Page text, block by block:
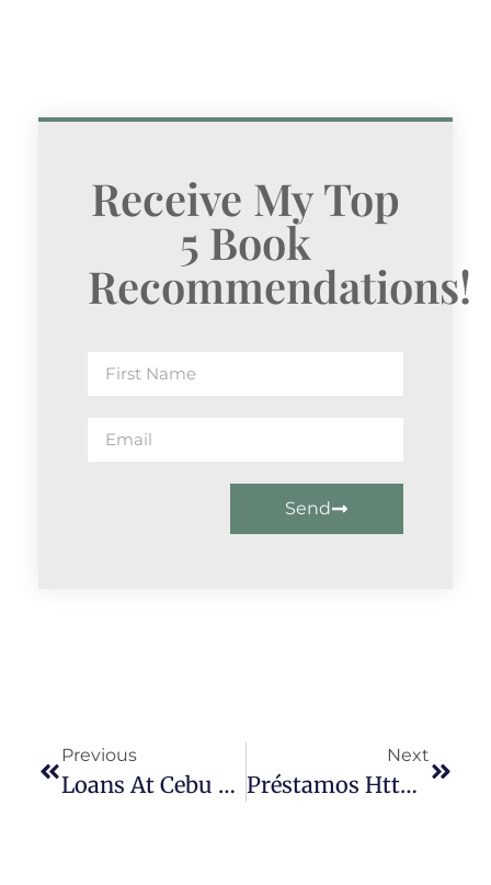
Receive My Top
5 Book
Recommendations!
Send
Previous
Loans At Cebu – Greatest 5 Loan Ranger Funding Companies At Cebu
Next
Préstamos Https://prestamosfacil.com.mx/prestamo-Rapido/ Kueski En Internet